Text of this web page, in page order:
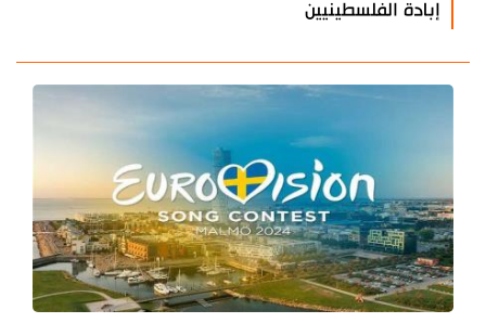
إبادة الفلسطينيين